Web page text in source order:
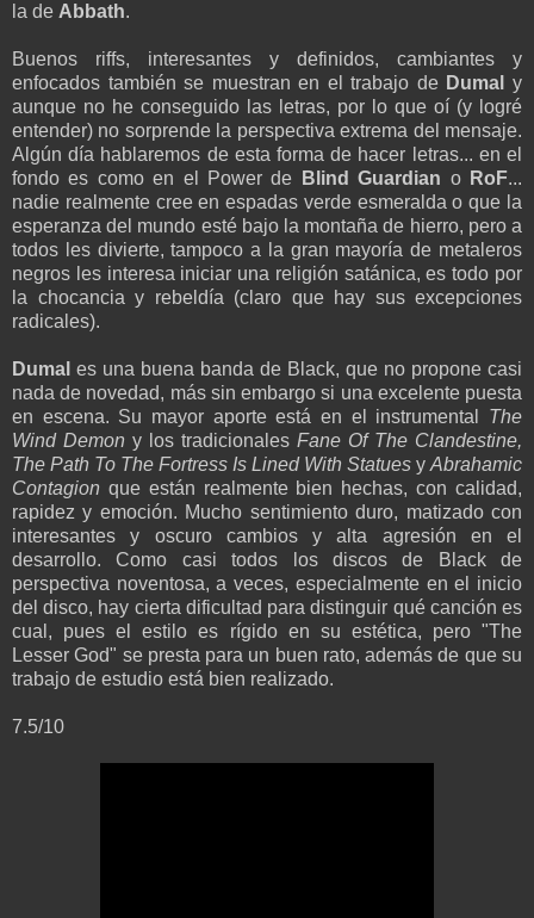
la de Abbath.
Buenos riffs, interesantes y definidos, cambiantes y
enfocados también se muestran en el trabajo de Dumal
y
aunque no he conseguido las letras, por lo que oí (y logré
entender) no sorprende la perspectiva extrema del mensaje.
Algún día hablaremos de esta forma de hacer letras... en el
fondo es como en el Power de
Blind Guardian o RoF...
nadie realmente cree en espadas verde esmeralda o que la
esperanza del mundo esté bajo la montaña de hierro, pero a
todos les divierte, tampoco a la gran mayoría de metaleros
negros les interesa iniciar una religión satánica, es todo por
la chocancia y rebeldía (claro que hay sus excepciones
radicales).
Dumal es una buena banda de Black, que no propone casi
nada de novedad, más sin embargo si una excelente puesta
en escena. Su mayor aporte está en el instrumental The
Wind Demon y los tradicionales Fane Of The Clandestine,
The Path To The Fortress Is Lined With Statues y Abrahamic
Contagion que están realmente bien hechas, con calidad,
rapidez y emoción. Mucho sentimiento duro, matizado con
interesantes y oscuro cambios y alta agresión en el
desarrollo. Como casi todos los discos de Black de
perspectiva noventosa, a veces, especialmente en el inicio
del disco, hay cierta dificultad para distinguir qué canción es
cual, pues el estilo es rígido en su estética, pero "The
Lesser God" se presta para un buen rato, además de que su
trabajo de estudio está bien realizado.
7.5/10